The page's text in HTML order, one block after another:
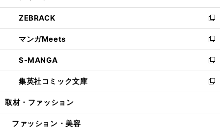
開
く
ウ
で
開
く
ン
ド
ウ
で
開
く
ウ
ィ
ン
ド
ウ
で
開
く
し
い
ウ
ィ
ン
ド
ウ
で
開
ZEBRACK
新
し
い
ウ
ィ
ン
ド
ウ
開
マンガMeets
新
し
い
ウ
ィ
ン
ウ
S-MANGA
新
し
い
ウ
ン
集英社コミック文庫
新
し
ウ
取材・ファッション
ファッション・美容